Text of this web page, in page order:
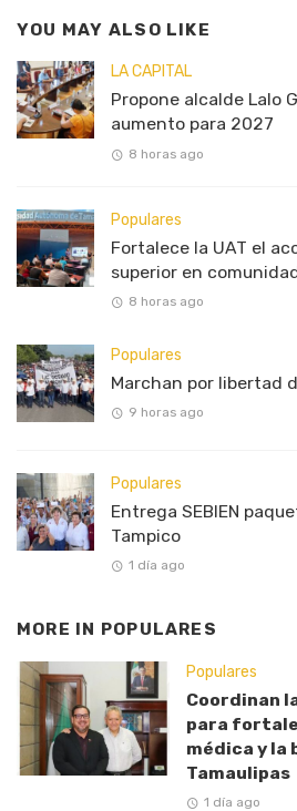
YOU MAY ALSO LIKE
LA CAPITAL
Propone alcalde Lalo
aumento para 2027
8 horas ago
Populares
Fortalece la UAT el
superior en
8 horas ago
Populares
Marchan por libertad
9 horas ago
Populares
Entrega SEBIEN
Tampico
1 día ago
MORE IN POPULARES
Populares
Coordinan
para
médica y la
Tamaulipas
1 día ago